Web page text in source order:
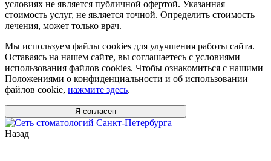
условиях не является публичной офертой. Указанная
стоимость услуг, не является точной. Определить стоимость
лечения, может только врач.
Мы используем файлы cookies для улучшения работы сайта.
Оставаясь на нашем сайте, вы соглашаетесь с условиями
использования файлов cookies. Чтобы ознакомиться с нашими
Положениями о конфиденциальности и об использовании
файлов cookie, нажмите здесь.
Я согласен
Назад